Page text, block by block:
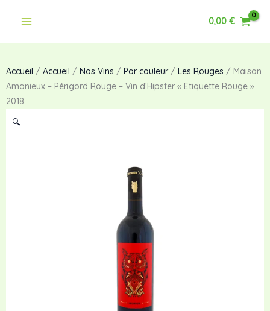
0,00€
Accueil / Accueil / Nos Vins / Par couleur/ Les Rouges / Maison
Amanieux – Périgord Rouge – Vin d’Hipster « Etiquette Rouge »
2018
🔍
Rouge
d'Hipster
"Etiquette
Rouge"